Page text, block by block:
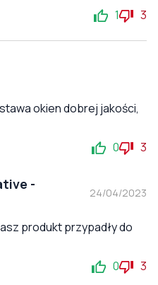
1 3
okien dobrej jakości,
0 3
-
24/04/2023
produkt przypadły do
0 3